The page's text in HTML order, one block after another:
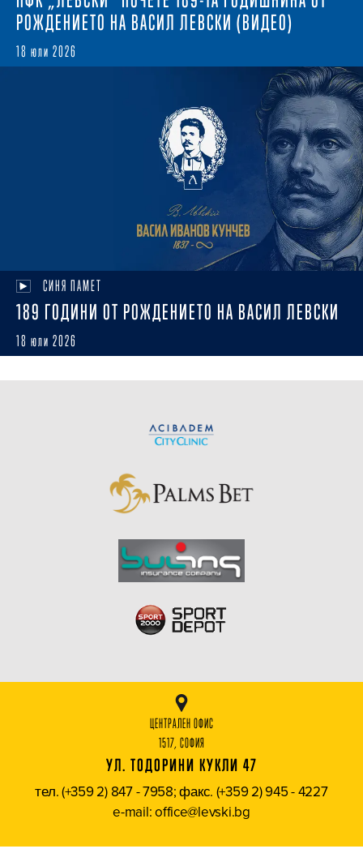
РОЖДЕНИЕТО НА ВАСИЛ ЛЕВСКИ (ВИДЕО)
18 юли 2026
СИНЯ ПАМЕТ
189 ГОДИНИ ОТ РОЖДЕНИЕТО НА ВАСИЛ ЛЕВСКИ
18 юли 2026
ЦЕНТРАЛЕН ОФИС
1517, СОФИЯ
УЛ. ТОДОРИНИ КУКЛИ 47
тел. (+359 2) 847 - 7958; факс. (+359 2) 945 - 4227
e-mail: office@levski.bg